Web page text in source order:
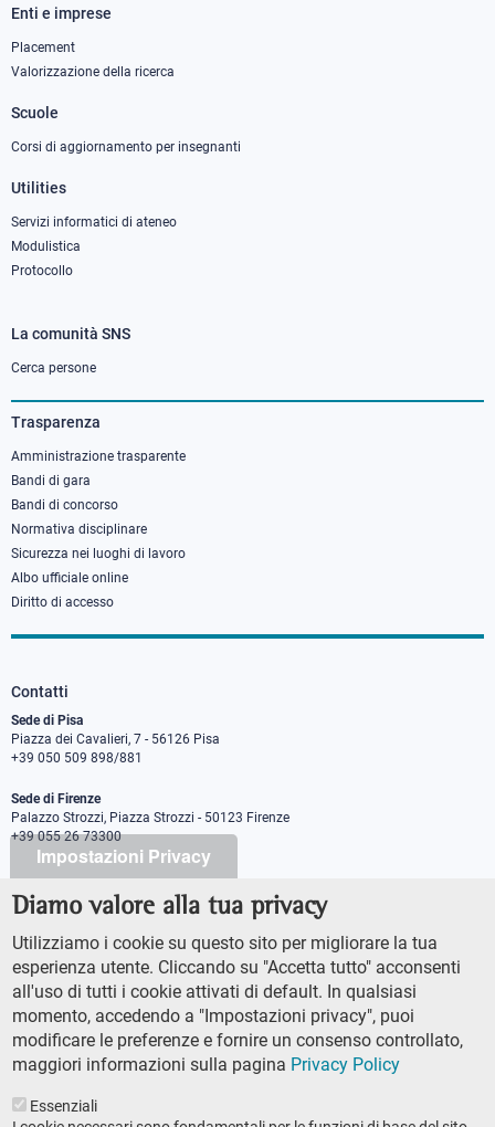
Impostazioni Privacy
Diamo valore alla tua privacy
Utilizziamo i cookie su questo sito per migliorare la tua
esperienza utente. Cliccando su "Accetta tutto" acconsenti
all'uso di tutti i cookie attivati di default. In qualsiasi
momento, accedendo a "Impostazioni privacy", puoi
modificare le preferenze e fornire un consenso controllato,
maggiori informazioni sulla pagina Privacy Policy
Essenziali
Footer
column
Enti e imprese
Placement
Valorizzazione della ricerca
Scuole
Corsi di aggiornamento per insegnanti
Utilities
Servizi informatici di ateneo
Modulistica
Protocollo
Footer
column
3
La comunità SNS
Cerca persone
Trasparenza
Amministrazione trasparente
Bandi di gara
Bandi di concorso
Normativa disciplinare
Sicurezza nei luoghi di lavoro
Albo ufficiale online
Diritto di accesso
Contatti
Sede di Pisa
Piazza dei Cavalieri, 7 - 56126 Pisa
+39 050 509 898/881
Sede di Firenze
Palazzo Strozzi, Piazza Strozzi - 50123 Firenze
+39 055 26 73300
PEC protocollo@pec.sns.it
Codice Fiscale 8000 5050507
Ufficio comunicazione
Addetto stampa
URP - Ufficio relazioni con il pubblico